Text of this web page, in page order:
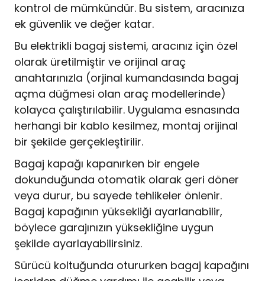
kontrol de mümkündür. Bu sistem, aracınıza
ek güvenlik ve değer katar.
Bu elektrikli bagaj sistemi, aracınız için özel
olarak üretilmiştir ve orijinal araç
anahtarınızla (orjinal kumandasında bagaj
açma düğmesi olan araç modellerinde)
kolayca çalıştırılabilir. Uygulama esnasında
herhangi bir kablo kesilmez, montaj orijinal
bir şekilde gerçekleştirilir.
Bagaj kapağı kapanırken bir engele
dokunduğunda otomatik olarak geri döner
veya durur, bu sayede tehlikeler önlenir.
Bagaj kapağının yüksekliği ayarlanabilir,
böylece garajınızın yüksekliğine uygun
şekilde ayarlayabilirsiniz.
Sürücü koltuğunda otururken bagaj kapağını